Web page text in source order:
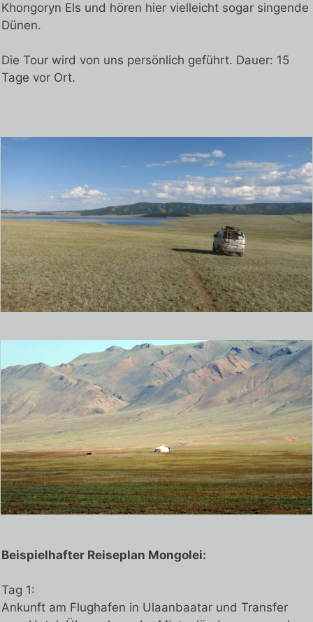
Khongoryn Els und hören hier vielleicht sogar singende
Dünen.
Die Tour wird von uns persönlich geführt. Dauer: 15
Tage vor Ort.
Beispielhafter Reiseplan Mongolei:
Tag 1:
Ankunft am Flughafen in Ulaanbaatar und Transfer